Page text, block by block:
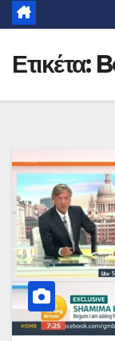
Ετικέτα: